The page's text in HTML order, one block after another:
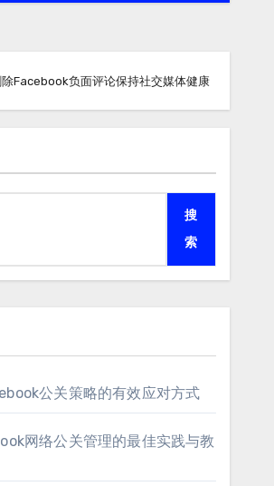
Facebook负面评论保持社交媒体健康
搜
索
公关策略的有效应对方式
网络公关管理的最佳实践与教